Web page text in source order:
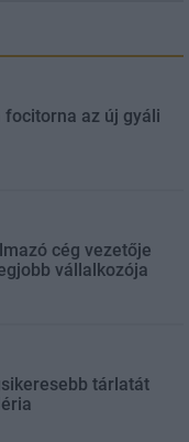
focitorna az új gyáli
cég vezetője
vállalkozója
tárlatát